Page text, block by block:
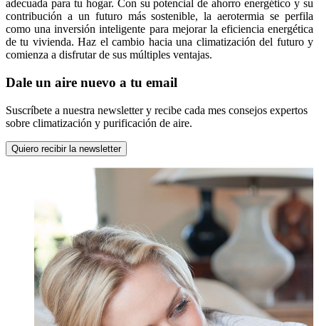
adecuada para tu hogar. Con su potencial de ahorro energético y su
contribución a un futuro más sostenible, la aerotermia se perfila
como una inversión inteligente para mejorar la eficiencia energética
de tu vivienda. Haz el cambio hacia una climatización del futuro y
comienza a disfrutar de sus múltiples ventajas.
Dale un aire nuevo a tu email
Suscríbete a nuestra newsletter y recibe cada mes consejos expertos
sobre climatización y purificación de aire.
Quiero recibir la newsletter